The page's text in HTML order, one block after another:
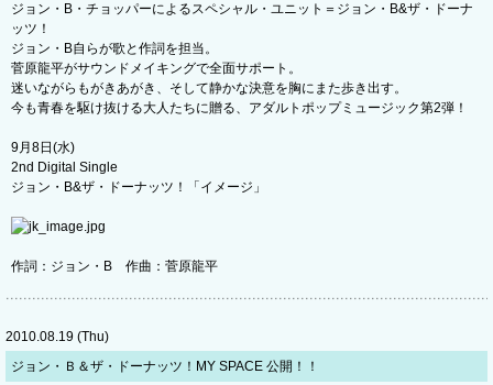
ジョン・B・チョッパーによるスペシャル・ユニット＝ジョン・B&ザ・ドーナ
ッツ！
ジョン・B自らが歌と作詞を担当。
菅原龍平がサウンドメイキングで全面サポート。
迷いながらもがきあがき、そして静かな決意を胸にまた歩き出す。
今も青春を駆け抜ける大人たちに贈る、アダルトポップミュージック第2弾！
9月8日(水)
2nd Digital Single
ジョン・B&ザ・ドーナッツ！「イメージ」
作詞：ジョン・B 作曲：菅原龍平
2010.08.19 (Thu)
ジョン・Ｂ＆ザ・ドーナッツ！MY SPACE 公開！！